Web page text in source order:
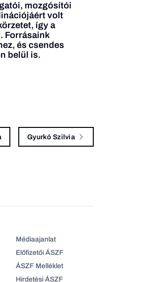
mozgósítói
volt
így a
Forrásaink
és csendes
belül is.
Gyurkó Szilvia
Médiaajanlat
Előfizetői ÁSZF
ÁSZF Melléklet
Hirdetési ÁSZF